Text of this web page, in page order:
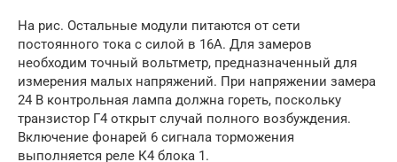
На рис. Остальные модули питаются от сети
постоянного тока с силой в 16А. Для замеров
необходим точный вольтметр, предназначенный для
измерения малых напряжений. При напряжении замера
24 В контрольная лампа должна гореть, поскольку
транзистор Г4 открыт случай полного возбуждения.
Включение фонарей 6 сигнала торможения
выполняется реле К4 блока 1.